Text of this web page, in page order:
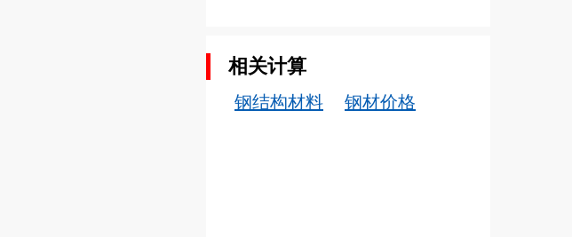
相关计算
钢结构材料 钢材价格